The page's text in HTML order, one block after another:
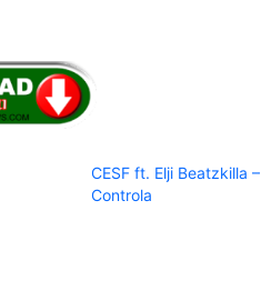
CESF ft. Elji Beatzkilla –
Controla